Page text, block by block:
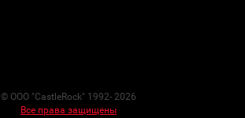
© ООО "CastleRock" 1992- 2026
Все права защищены